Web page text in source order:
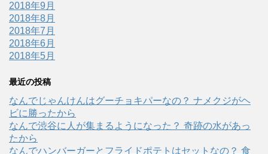
2018年9月
2018年8月
2018年7月
2018年6月
2018年5月
最近の投稿
なんでじゃんけんはグーチョキパーなの？ ナメクジがヘ
ビに勝ったから
なんで渋谷に人が集まるようになった？ 奇跡の水があっ
たから
なんでハンバーガーとフライドポテトはセットなの？ 食